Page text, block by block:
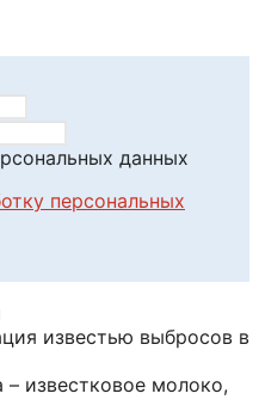
данных
персональных
известью выбросов в
известковое молоко,